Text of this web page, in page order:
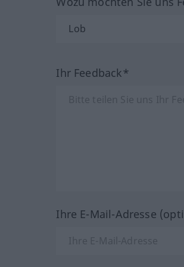
Ihr Feedback*
Ihre E-Mail-Adresse